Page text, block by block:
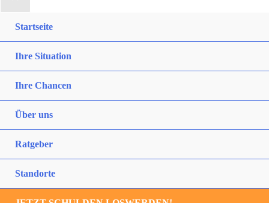
Startseite
Ihre Situation
Ihre Chancen
Über uns
Ratgeber
Standorte